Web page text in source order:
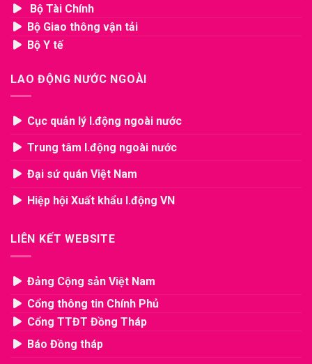
Bộ Tài Chính
Bộ Giao thông vận tải
Bộ Y tế
LAO ĐỘNG NƯỚC NGOÀI
Cục quản lý l.động ngoài nước
Trung tâm l.động ngoài nước
Đại sứ quán Việt Nam
Hiệp hội Xuất khẩu l.động VN
LIÊN KẾT WEBSITE
Đảng Cộng sản Việt Nam
Cổng thông tin Chính Phủ
Cổng TTĐT Đồng Tháp
Báo Đồng tháp